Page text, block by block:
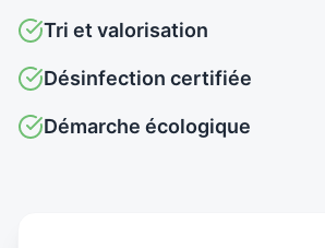
Tri et valorisation
Désinfection certifiée
Démarche écologique